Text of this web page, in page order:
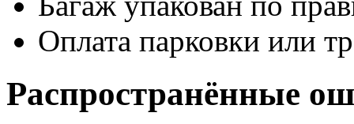
Оплата парковки или
Распространённые